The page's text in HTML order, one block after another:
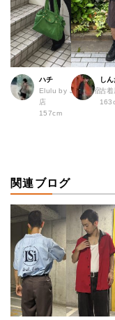
ハチ
Elulu by JAM 原宿
店
157cm
し
古
関連ブログ